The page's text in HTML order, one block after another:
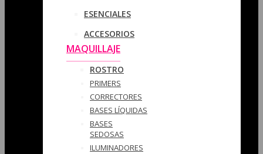
ESENCIALES
ACCESORIOS
MAQUILLAJE
ROSTRO
PRIMERS
CORRECTORES
BASES LÍQUIDAS
BASES
SEDOSAS
ILUMINADORES